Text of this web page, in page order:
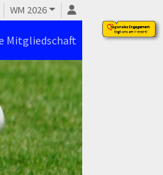
WM 2026
Mitgliedschaft